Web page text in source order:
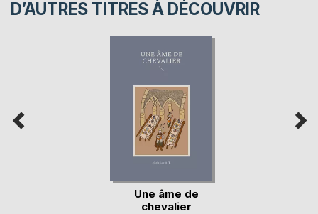
D’AUTRES TITRES À DÉCOUVRIR
Une âme de
chevalier